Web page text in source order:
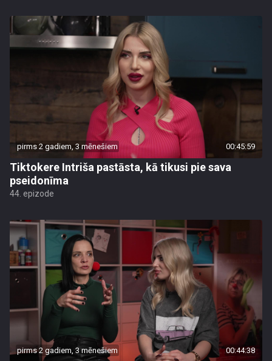
pirms 2 gadiem, 3 mēnešiem 00:45:59
Tiktokere Intriša pastāsta, kā tikusi pie sava
pseidonīma
44. epizode
pirms 2 gadiem, 3 mēnešiem 00:44:38